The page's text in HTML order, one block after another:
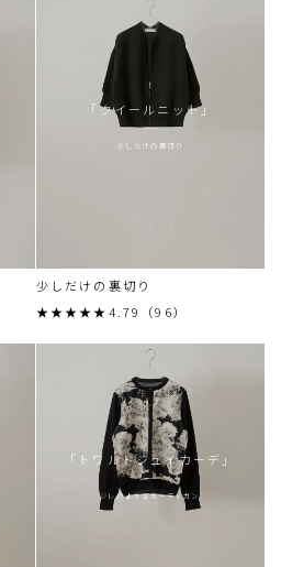
「クイールニット」
少しだけの裏切り
少しだけの裏切り
★★★★★4.79（96）
「トワルドジュイカーデ」
ジレのようなカーディガン